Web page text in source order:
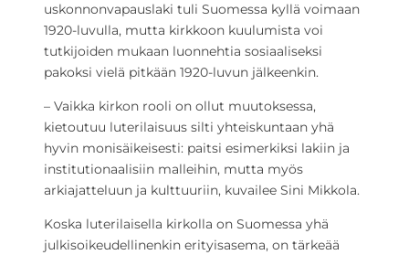
uskonnonvapauslaki tuli Suomessa kyllä voimaan
1920-luvulla, mutta kirkkoon kuulumista voi
tutkijoiden mukaan luonnehtia sosiaaliseksi
pakoksi vielä pitkään 1920-luvun jälkeenkin.
– Vaikka kirkon rooli on ollut muutoksessa,
kietoutuu luterilaisuus silti yhteiskuntaan yhä
hyvin monisäikeisesti: paitsi esimerkiksi lakiin ja
institutionaalisiin malleihin, mutta myös
arkiajatteluun ja kulttuuriin, kuvailee Sini Mikkola.
Koska luterilaisella kirkolla on Suomessa yhä
julkisoikeudellinenkin erityisasema, on tärkeää